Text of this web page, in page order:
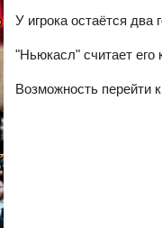
У игрока остаётся два
"Ньюкасл" считает его
Возможность перейти